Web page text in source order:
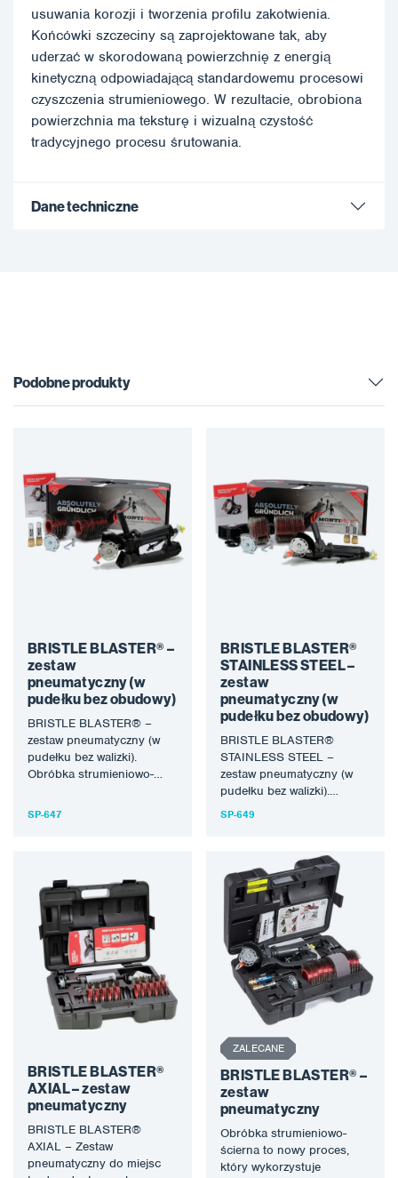
usuwania korozji i tworzenia profilu zakotwienia.
Końcówki szczeciny są zaprojektowane tak, aby
uderzać w skorodowaną powierzchnię z energią
kinetyczną odpowiadającą standardowemu procesowi
czyszczenia strumieniowego. W rezultacie, obrobiona
powierzchnia ma teksturę i wizualną czystość
tradycyjnego procesu śrutowania.
Dane techniczne
Podobne produkty
BRISTLE BLASTER® –
zestaw
pneumatyczny (w
pudełku bez obudowy)
BRISTLE BLASTER® –
zestaw pneumatyczny (w
pudełku bez walizki).
Obróbka strumieniowo-
który wykorzystuje
SP-647
BRISTLE BLASTER®
STAINLESS STEEL –
zestaw
pneumatyczny (w
pudełku bez obudowy)
BRISTLE BLASTER®
STAINLESS STEEL –
zestaw pneumatyczny (w
pudełku bez walizki).
Obróbka strumieniowo-
specjalnie zaprojektowane…
SP-649
BRISTLE BLASTER®
AXIAL – zestaw
pneumatyczny
BRISTLE BLASTER®
AXIAL – Zestaw
pneumatyczny do miejsc
ZALECANE
BRISTLE BLASTER® –
zestaw
pneumatyczny
Obróbka strumieniowo-
ścierna to nowy proces,
który wykorzystuje